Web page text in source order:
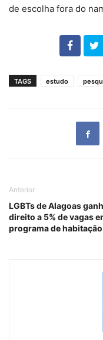
de escolha fora do
102
TAGS estudo
Anterior
LGBTs de Alagoas
direito a 5% de vagas
programa de habitação